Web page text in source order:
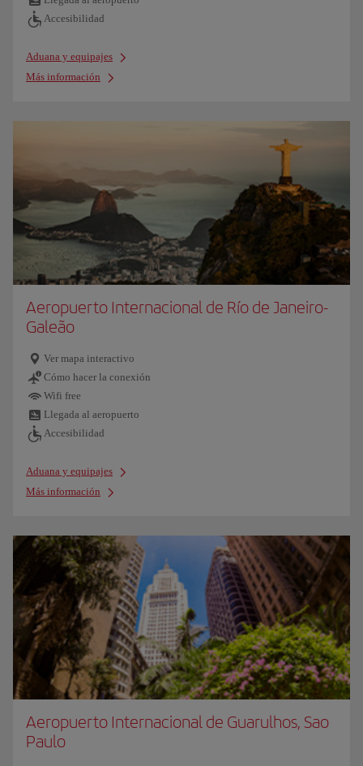
Accesibilidad
Aduana y equipajes
Más información
Aeropuerto Internacional de Río de Janeiro-
Galeão
Ver mapa interactivo
Cómo hacer la conexión
Wifi free
Llegada al aeropuerto
Accesibilidad
Aduana y equipajes
Más información
Aeropuerto Internacional de Guarulhos, Sao
Paulo